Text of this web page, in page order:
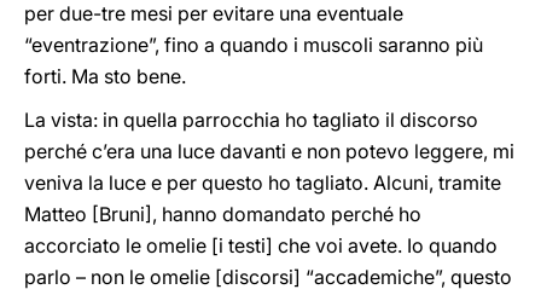
per due-tre mesi per evitare una eventuale
“eventrazione”, fino a quando i muscoli saranno più
forti. Ma sto bene.
La vista: in quella parrocchia ho tagliato il discorso
perché c’era una luce davanti e non potevo leggere, mi
veniva la luce e per questo ho tagliato. Alcuni, tramite
Matteo [Bruni], hanno domandato perché ho
accorciato le omelie [i testi] che voi avete. Io quando
parlo – non le omelie [discorsi] “accademiche”, questo